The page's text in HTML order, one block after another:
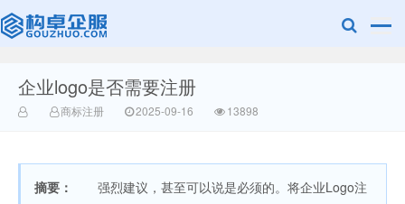
赣州乐融知识
企业logo是否需要注册
商标注册 2025-09-16 13898
摘要：
强烈建议，甚至可以说是必须的。将企业Logo注